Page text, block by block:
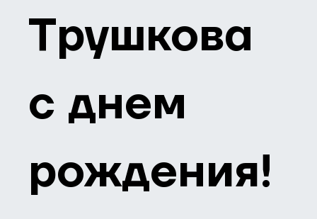
Трушкова
с днем
рождения!